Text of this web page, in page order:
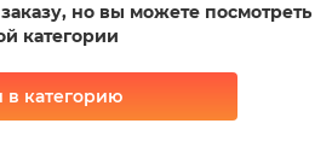
но вы можете посмотреть
категории
в категорию